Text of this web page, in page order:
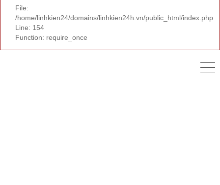
File:
/home/linhkien24/domains/linhkien24h.vn/public_html/index.php
Line: 154
Function: require_once